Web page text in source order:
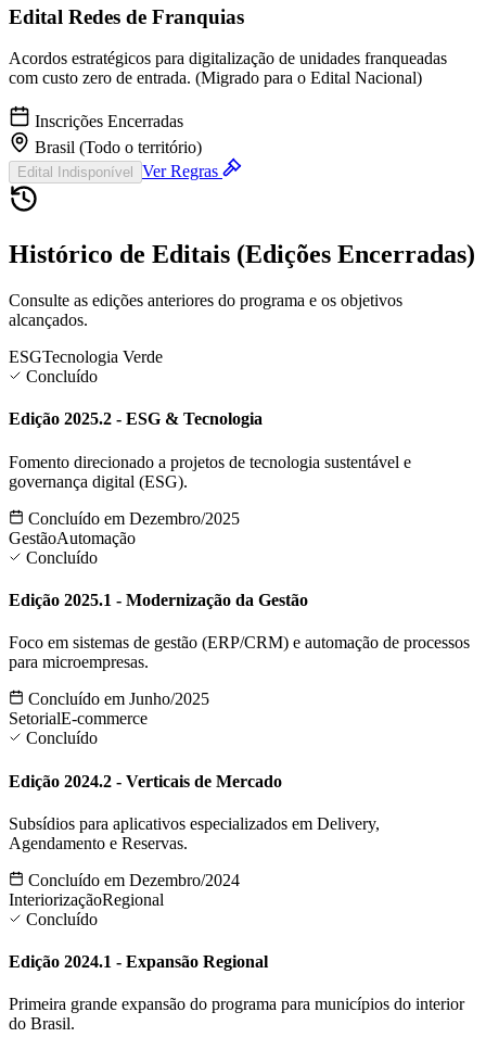
Edital Redes de Franquias
Acordos estratégicos para digitalização de unidades franqueadas
com custo zero de entrada. (Migrado para o Edital Nacional)
Inscrições Encerradas
Brasil (Todo o território)
Edital Indisponível Ver Regras
Histórico de Editais (Edições Encerradas)
Consulte as edições anteriores do programa e os objetivos
alcançados.
ESGTecnologia Verde
Concluído
Edição 2025.2 - ESG & Tecnologia
Fomento direcionado a projetos de tecnologia sustentável e
governança digital (ESG).
Concluído em Dezembro/2025
GestãoAutomação
Concluído
Edição 2025.1 - Modernização da Gestão
Foco em sistemas de gestão (ERP/CRM) e automação de processos
para microempresas.
Concluído em Junho/2025
SetorialE-commerce
Concluído
Edição 2024.2 - Verticais de Mercado
Subsídios para aplicativos especializados em Delivery,
Agendamento e Reservas.
Concluído em Dezembro/2024
InteriorizaçãoRegional
Concluído
Edição 2024.1 - Expansão Regional
Primeira grande expansão do programa para municípios do interior
do Brasil.